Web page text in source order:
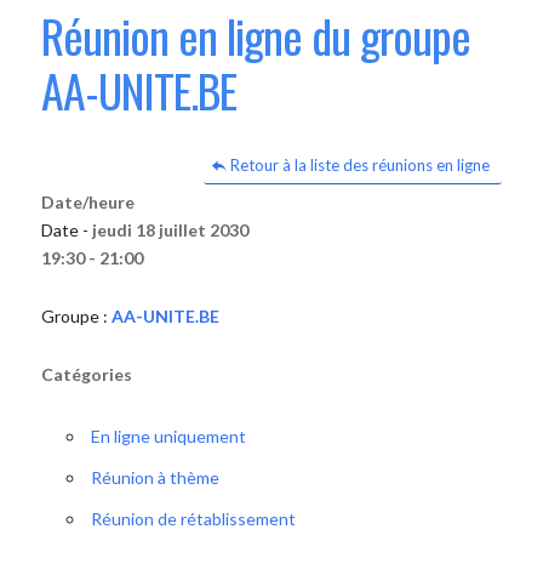
Réunion en ligne du groupe
AA-UNITE.BE
Retour à la liste des réunions en ligne
Date/heure
Date - jeudi 18 juillet 2030
19:30 - 21:00
Groupe : AA-UNITE.BE
Catégories
En ligne uniquement
Réunion à thème
Réunion de rétablissement